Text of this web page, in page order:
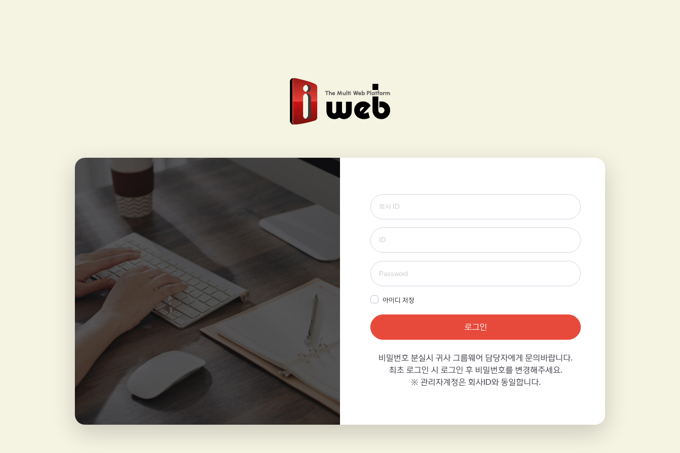
아이디 저장
로그인
비밀번호 분실시 귀사 그룹웨어 담당자에게 문의바랍니다.
최초 로그인 시
로그인 후 비밀번호를 변경해주세요.
※ 관리자계정은 회사ID와 동일합니다.